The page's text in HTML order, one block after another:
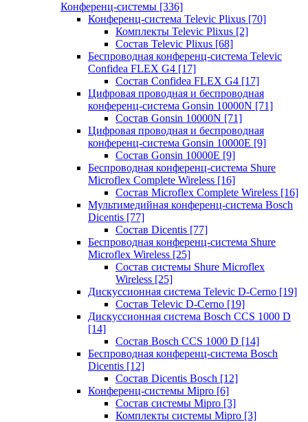
Конференц-системы [336]
Конференц-система Televic Plixus [70]
Комплекты Televic Plixus [2]
Состав Televic Plixus [68]
Беспроводная конференц-система Televic
Confidea FLEX G4 [17]
Состав Confidea FLEX G4 [17]
Цифровая проводная и беспроводная
конференц-система Gonsin 10000N [71]
Состав Gonsin 10000N [71]
Цифровая проводная и беспроводная
конференц-система Gonsin 10000E [9]
Состав Gonsin 10000E [9]
Беспроводная конференц-система Shure
Microflex Complete Wireless [16]
Состав Microflex Complete Wireless [16]
Мультимедийная конференц-система Bosch
Dicentis [77]
Состав Dicentis [77]
Беспроводная конференц-система Shure
Microflex Wireless [25]
Состав системы Shure Microflex
Wireless [25]
Дискуссионная система Televic D-Cerno [19]
Состав Televic D-Cerno [19]
Дискуссионная система Bosch CCS 1000 D
[14]
Состав Bosch CCS 1000 D [14]
Беспроводная конференц-система Bosch
Dicentis [12]
Состав Dicentis Bosch [12]
Конференц-системы Mipro [6]
Состав системы Mipro [3]
Комплекты системы Mipro [3]